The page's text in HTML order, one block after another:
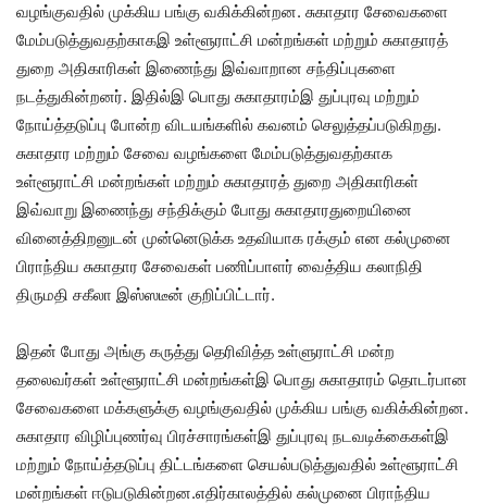
வழங்குவதில் முக்கிய பங்கு வகிக்கின்றன. சுகாதார சேவைகளை
மேம்படுத்துவதற்காகஇ உள்ளூராட்சி மன்றங்கள் மற்றும் சுகாதாரத்
துறை அதிகாரிகள் இணைந்து இவ்வாறான சந்திப்புகளை
நடத்துகின்றனர். இதில்இ பொது சுகாதாரம்இ துப்புரவு மற்றும்
நோய்த்தடுப்பு போன்ற விடயங்களில் கவனம் செலுத்தப்படுகிறது.
சுகாதார மற்றும் சேவை வழங்களை மேம்படுத்துவதற்காக
உள்ளூராட்சி மன்றங்கள் மற்றும் சுகாதாரத் துறை அதிகாரிகள்
இவ்வாறு இணைந்து சந்திக்கும் போது சுகாதாரதுறையினை
வினைத்திறனுடன் முன்னெடுக்க உதவியாக ரக்கும் என கல்முனை
பிராந்திய சுகாதார சேவைகள் பணிப்பாளர் வைத்திய கலாநிதி
திருமதி சகீலா இஸ்ஸடீன் குறிப்பிட்டார்.
இதன் போது அங்கு கருத்து தெரிவித்த உள்ளுராட்சி மன்ற
தலைவர்கள் உள்ளூராட்சி மன்றங்கள்இ பொது சுகாதாரம் தொடர்பான
சேவைகளை மக்களுக்கு வழங்குவதில் முக்கிய பங்கு வகிக்கின்றன.
சுகாதார விழிப்புணர்வு பிரச்சாரங்கள்இ துப்புரவு நடவடிக்கைகள்இ
மற்றும் நோய்த்தடுப்பு திட்டங்களை செயல்படுத்துவதில் உள்ளூராட்சி
மன்றங்கள் ஈடுபடுகின்றன.எதிர்காலத்தில் கல்முனை பிராந்திய